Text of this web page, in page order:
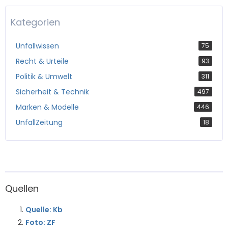
Kategorien
Unfallwissen 75
Recht & Urteile 93
Politik & Umwelt 311
Sicherheit & Technik 497
Marken & Modelle 446
UnfallZeitung 18
Quellen
Quelle: Kb
Foto: ZF